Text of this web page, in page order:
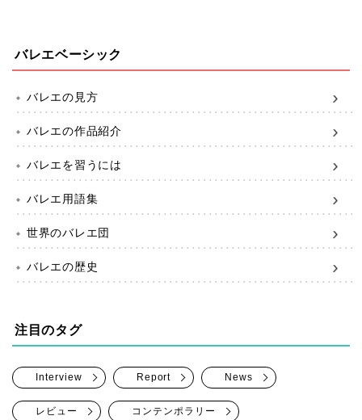
バレエベーシック
バレエの見方
バレエの作品紹介
バレエを習うには
バレエ用語集
世界のバレエ団
バレエの歴史
注目のタグ
Interview Report News
レビュー コンテンポラリー